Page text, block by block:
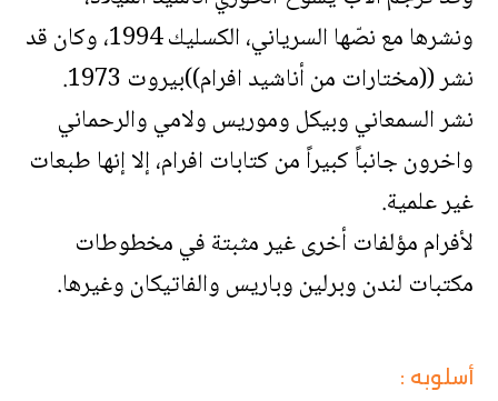
ونشرها مع نصّها السرياني، الكسليك 1994، وكان قد
نشر ((مختارات من أناشيد افرام))بيروت 1973.
نشر السمعاني وبيكل وموريس ولامي والرحماني
واخرون جانباً كبيراً من كتابات افرام، إلا إنها طبعات
غير علمية.
لأفرام مؤلفات أخرى غير مثبتة في مخطوطات
مكتبات لندن وبرلين وباريس والفاتيكان وغيرها.
أسلوبه :